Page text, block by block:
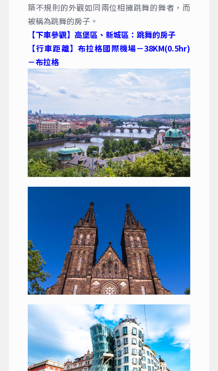
築不規則的外觀如同兩位相擁跳舞的舞者，而
被稱為跳舞的房子。
【下車參觀】高堡區、新城區：跳舞的房子
【行車距離】布拉格國際機場－38KM(0.5hr)
－布拉格